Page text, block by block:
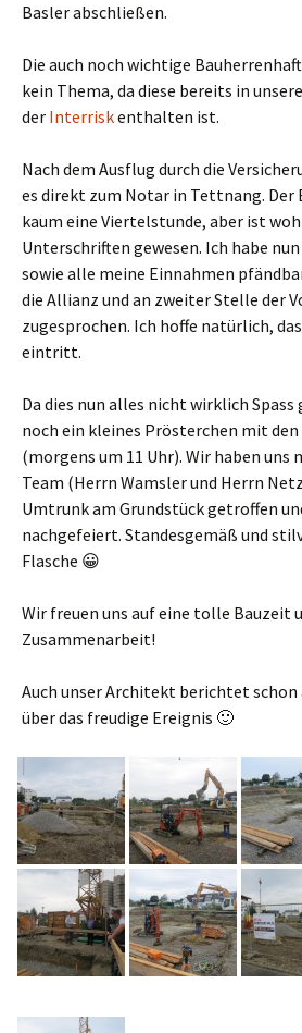
Basler abschließen.
Die auch noch wichtige
kein Thema, da diese bereits in
der Interriskenthalten ist.
Nach dem Ausflug durch die
es direkt zum Notar in Tettnang. Der
kaum eine Viertelstunde, aber ist
Unterschriften gewesen. Ich habe
sowie alle meine Einnahmen
die Allianz und an zweiter Stelle der
zugesprochen. Ich hoffe natürlich,
eintritt.
Da dies nun alles nicht wirklich
noch ein kleines Prösterchen mit
(morgens um 11 Uhr). Wir haben
Team (Herrn Wamsler und Herrn
Umtrunk am Grundstück getroffen
nachgefeiert. Standesgemäß und
Flasche 😀
Wir freuen uns auf eine tolle Bauzeit
Zusammenarbeit!
Auch unser Architekt berichtet schon
über das freudige Ereignis 🙂